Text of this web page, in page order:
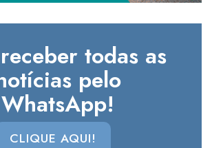
todas as
pelo
WhatsApp!
CLIQUE AQUI!